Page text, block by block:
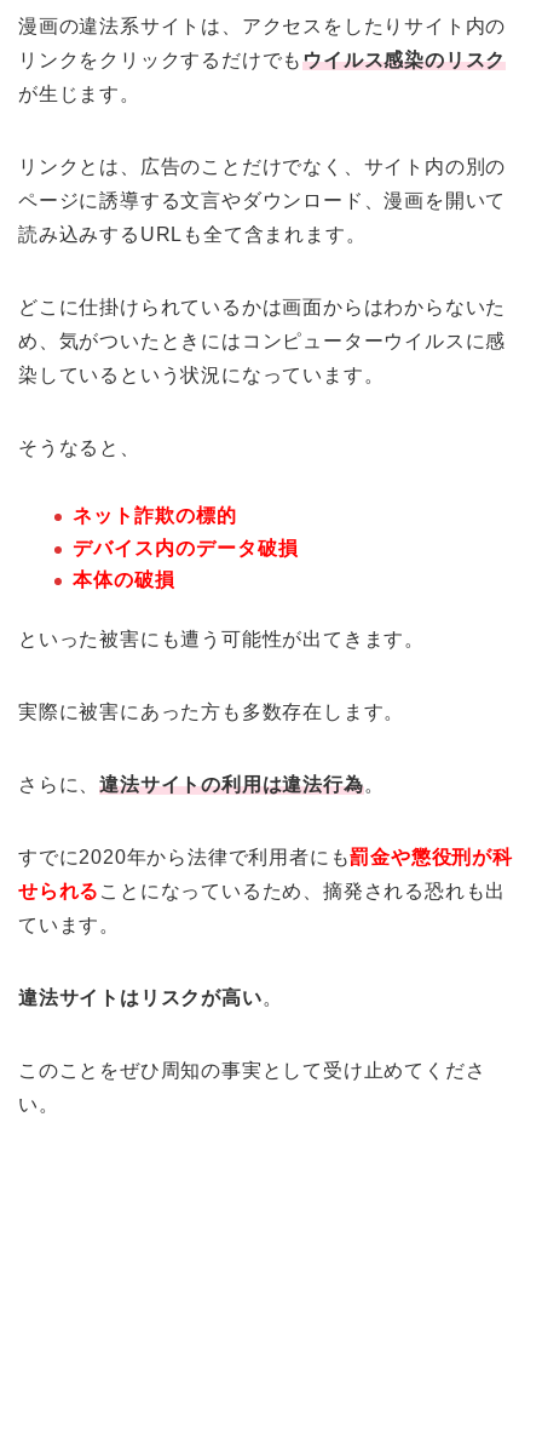
漫画の違法系サイトは、アクセスをしたりサイト内の
リンクをクリックするだけでもウイルス感染のリスク
が生じます。
リンクとは、広告のことだけでなく、サイト内の別の
ページに誘導する文言やダウンロード、漫画を開いて
読み込みするURLも全て含まれます。
どこに仕掛けられているかは画面からはわからないた
め、気がついたときにはコンピューターウイルスに感
染しているという状況になっています。
そうなると、
ネット詐欺の標的
デバイス内のデータ破損
本体の破損
といった被害にも遭う可能性が出てきます。
実際に被害にあった方も多数存在します。
さらに、違法サイトの利用は違法行為。
すでに2020年から法律で利用者にも罰金や懲役刑が科
せられる ことになっているため、摘発される恐れも出
ています。
違法サイトはリスクが高い。
このことをぜひ周知の事実として受け止めてくださ
い。